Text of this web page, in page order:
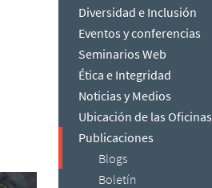
Diversidad e Inclusión
Eventos y conferencias
Seminarios Web
Ética e Integridad
Noticias y Medios
Ubicación de las Oficinas
Publicaciones
Blogs
Boletín